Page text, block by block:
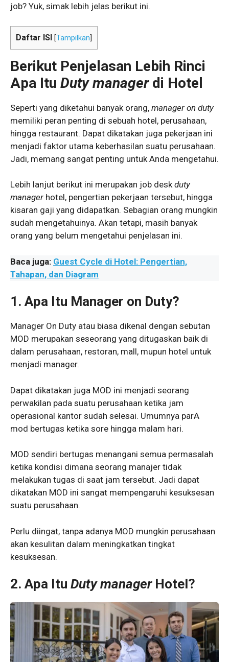
job? Yuk, simak lebih jelas berikut ini.
Daftar ISI [Tampilkan
Berikut Penjelasan Lebih Rinci
Apa Itu Duty managerdi Hotel
Seperti yang diketahui banyak orang, manager on duty
memiliki peran penting di sebuah hotel, perusahaan,
hingga restaurant. Dapat dikatakan juga pekerjaan ini
menjadi faktor utama keberhasilan suatu perusahaan.
Jadi, memang sangat penting untuk Anda mengetahui.
Lebih lanjut berikut ini merupakan job deskduty
manager hotel, pengertian pekerjaan tersebut, hingga
kisaran gaji yang didapatkan. Sebagian orang mungkin
sudah mengetahuinya. Akan tetapi, masih banyak
orang yang belum mengetahui penjelasan ini.
Baca juga: Guest Cycle di Hotel: Pengertian,
Tahapan, dan Diagram
1. Apa Itu Manager on Duty?
Manager On Duty atau biasa dikenal dengan sebutan
MOD merupakan seseorang yang ditugaskan baik di
dalam perusahaan, restoran, mall, mupun hotel untuk
menjadi manager.
Dapat dikatakan juga MOD ini menjadi seorang
perwakilan pada suatu perusahaan ketika jam
operasional kantor sudah selesai. Umumnya parA
mod bertugas ketika sore hingga malam hari.
MOD sendiri bertugas menangani semua permasalah
ketika kondisi dimana seorang manajer tidak
melakukan tugas di saat jam tersebut. Jadi dapat
dikatakan MOD ini sangat mempengaruhi kesuksesan
suatu perusahaan.
Perlu diingat, tanpa adanya MOD mungkin perusahaan
akan kesulitan dalam meningkatkan tingkat
kesuksesan.
2. Apa Itu Duty managerHotel?